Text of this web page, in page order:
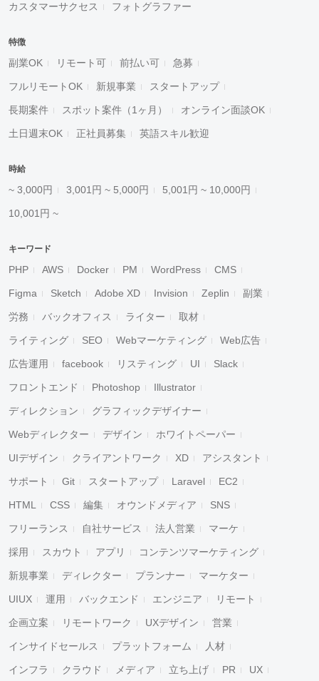
カスタマーサクセス フォトグラファー
特徴
副業OK リモート可 前払い可 急募
フルリモートOK 新規事業 スタートアップ
長期案件 スポット案件（1ヶ月） オンライン面談OK
土日週末OK 正社員募集 英語スキル歓迎
時給
~ 3,000円 3,001円 ~ 5,000円 5,001円 ~ 10,000円
10,001円 ~
キーワード
PHP AWS Docker PM WordPress CMS
Figma Sketch Adobe XD Invision Zeplin 副業
労務 バックオフィス ライター 取材
ライティング SEO Webマーケティング Web広告
広告運用 facebook リスティング UI Slack
フロントエンド Photoshop Illustrator
ディレクション グラフィックデザイナー
Webディレクター デザイン ホワイトペーパー
UIデザイン クライアントワーク XD アシスタント
サポート Git スタートアップ Laravel EC2
HTML CSS 編集 オウンドメディア SNS
フリーランス 自社サービス 法人営業 マーケ
採用 スカウト アプリ コンテンツマーケティング
新規事業 ディレクター プランナー マーケター
UIUX 運用 バックエンド エンジニア リモート
企画立案 リモートワーク UXデザイン 営業
インサイドセールス プラットフォーム 人材
インフラ クラウド メディア 立ち上げ PR UX